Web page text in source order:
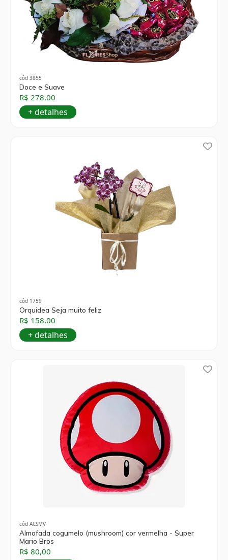
cód 3855
Doce e Suave
R$ 278,00
+ detalhes
cód 1759
Orquidea Seja muito feliz
R$ 158,00
+ detalhes
cód ACSMV
Almofada cogumelo (mushroom) cor vermelha - Super
Mario Bros
R$ 80,00